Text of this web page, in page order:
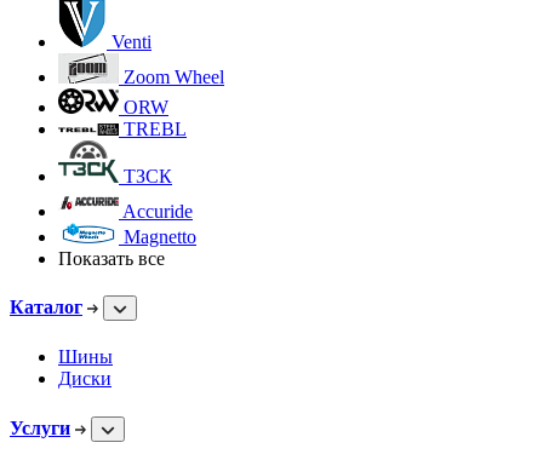
Venti
Zoom Wheel
ORW
TREBL
ТЗСК
Accuride
Magnetto
Показать все
Каталог
Шины
Диски
Услуги